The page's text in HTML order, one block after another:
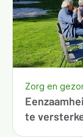
te
Zorg en